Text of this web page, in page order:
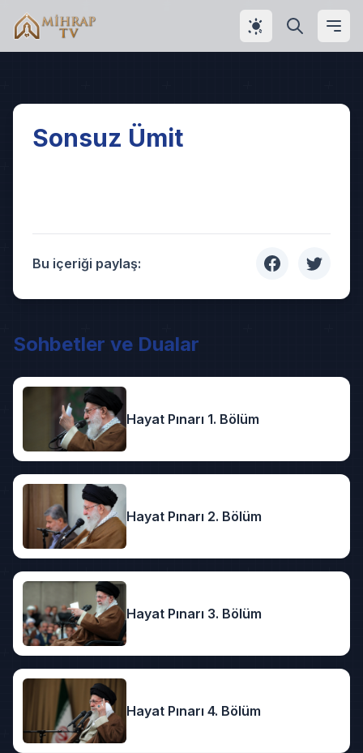
Play
Sonsuz Ümit
Bu içeriği paylaş:
Sohbetler ve Dualar
Hayat Pınarı 1. Bölüm
Hayat Pınarı 2. Bölüm
Hayat Pınarı 3. Bölüm
Hayat Pınarı 4. Bölüm